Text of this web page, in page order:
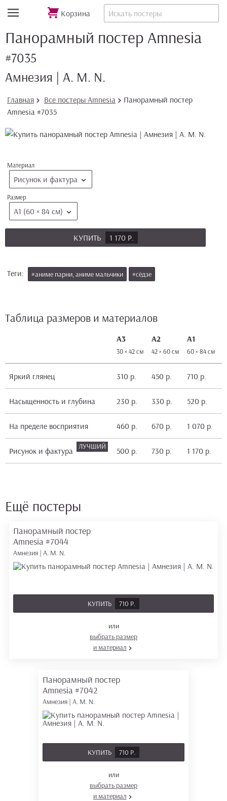
Корзина
Панорамный постер Amnesia
#7035
Амнезия | A. M. N.
Главная Все постеры Amnesia
Панорамный постер
Amnesia #7035
Материал
Рисунок и фактура
Размер
А1 (60 × 84 см)
КУПИТЬ 1 170 Р.
Теги: #аниме парни, аниме мальчики #сёдзе
Таблица размеров и материалов
А3
30 × 42 см
А2
42 × 60 см
А1
60 × 84 см
Яркий глянец 310 р. 450 р. 710 р.
Насыщенность и глубина 230 р. 330 р. 520 р.
На пределе восприятия 460 р. 670 р. 1 070 р.
Рисунок и фактура 500 р. 730 р. 1 170 р.
Ещё постеры
Панорамный постер
Amnesia #7044
Амнезия | A. M. N.
КУПИТЬ 710 Р.
или
выбрать размер
и материал
Панорамный постер
Amnesia #7042
Амнезия | A. M. N.
КУПИТЬ 710 Р.
или
выбрать размер
и материал